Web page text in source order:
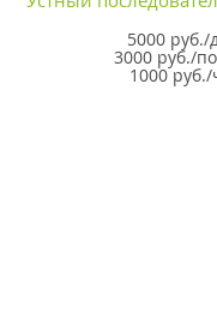
5000 руб./
3000 руб./
1000 руб./